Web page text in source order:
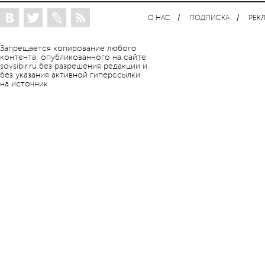
Запрещается копирование любого
контента, опубликованного на сайте
sovsibir.ru без разрешения редакции и
без указания активной гиперссылки
на источник
О НАС ПОДПИСКА